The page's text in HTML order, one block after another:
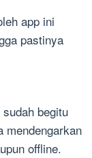
app ini
pastinya
begitu
mendengarkan
offline.